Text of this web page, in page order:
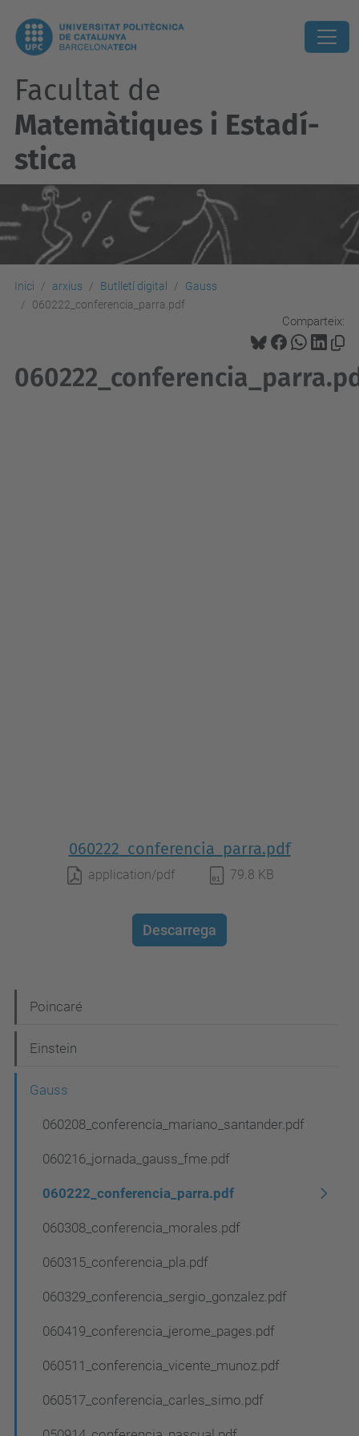
Facultat de
Matemàtiques i Estadí­
stica
Inici arxius Butlletí digital
Gauss
060222_conferencia_parra.pdf
Comparteix:
060222_conferencia_parra.pdf
application/pdf 79.8 KB
Descarrega
a
v
Poincaré
Einstein
Gauss
060208_conferencia_mariano_santander.pdf
060216_jornada_gauss_fme.pdf
060222_conferencia_parra.pdf
060308_conferencia_morales.pdf
060315_conferencia_pla.pdf
060329_conferencia_sergio_gonzalez.pdf
060419_conferencia_jerome_pages.pdf
060511_conferencia_vicente_munoz.pdf
060517_conferencia_carles_simo.pdf